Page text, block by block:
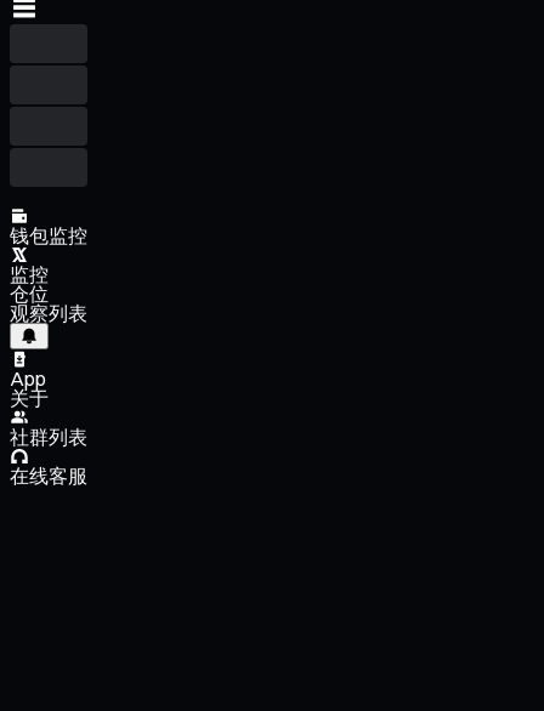
钱包监控
监控
仓位
观察列表
App
关于
社群列表
在线客服